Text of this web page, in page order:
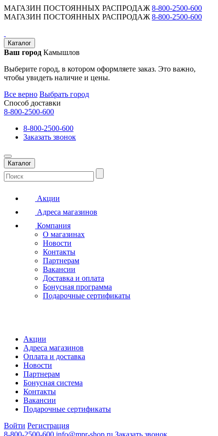
МАГАЗИН ПОСТОЯННЫХ РАСПРОДАЖ 8-800-2500-600
МАГАЗИН ПОСТОЯННЫХ РАСПРОДАЖ 8-800-2500-600
Каталог
Ваш город Камышлов
Выберите город, в котором оформляете заказ. Это важно,
чтобы увидеть наличие и цены.
Все верно Выбрать город
Способ доставки
8-800-2500-600
8-800-2500-600
Заказать звонок
Каталог
Акции
Адреса магазинов
Компания
О магазинах
Новости
Контакты
Партнерам
Вакансии
Доставка и оплата
Бонусная программа
Подарочные сертификаты
Акции
Адреса магазинов
Оплата и доставка
Новости
Партнерам
Бонусная система
Контакты
Вакансии
Подарочные сертификаты
Войти Регистрация
8-800-2500-600 info@mpr-shop.ru Заказать звонок